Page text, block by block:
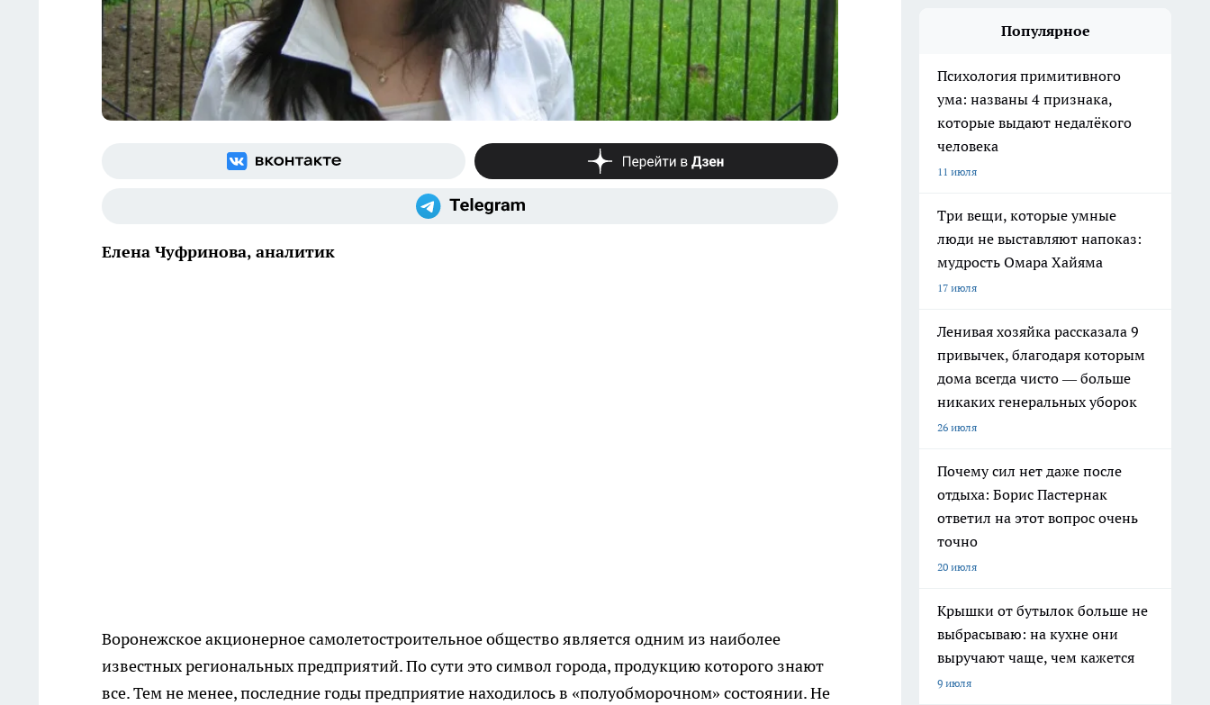
Елена Чуфринова, аналитик
Воронежское акционерное самолетостроительное общество является одним из наиболее
известных региональных предприятий. По сути это символ города, продукцию которого знают
все. Тем не менее, последние годы предприятие находилось в «полуобморочном» состоянии. Не
Популярное
Психология примитивного
ума: названы 4 признака,
которые выдают недалёкого
человека
11 июля
Три вещи, которые умные
люди не выставляют напоказ:
мудрость Омара Хайяма
17 июля
Ленивая хозяйка рассказала 9
привычек, благодаря которым
дома всегда чисто — больше
никаких генеральных уборок
26 июля
Почему сил нет даже после
отдыха: Борис Пастернак
ответил на этот вопрос очень
точно
20 июля
Крышки от бутылок больше не
выбрасываю: на кухне они
выручают чаще, чем кажется
9 июля